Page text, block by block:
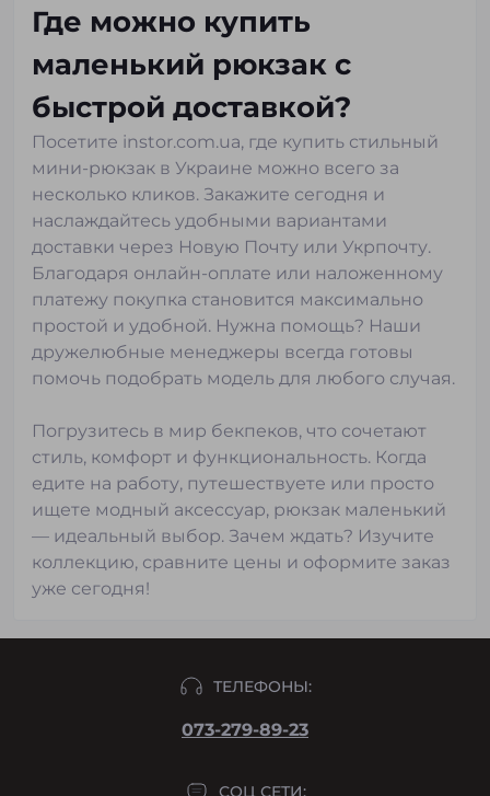
Где можно купить
маленький рюкзак с
быстрой доставкой?
Посетите instor.com.ua, где купить стильный
мини-рюкзак в Украине можно всего за
несколько кликов. Закажите сегодня и
наслаждайтесь удобными вариантами
доставки через Новую Почту или Укрпочту.
Благодаря онлайн-оплате или наложенному
платежу покупка становится максимально
простой и удобной. Нужна помощь? Наши
дружелюбные менеджеры всегда готовы
помочь подобрать модель для любого случая.
Погрузитесь в мир бекпеков, что сочетают
стиль, комфорт и функциональность. Когда
едите на работу, путешествуете или просто
ищете модный аксессуар, рюкзак маленький
— идеальный выбор. Зачем ждать? Изучите
коллекцию, сравните цены и оформите заказ
уже сегодня!
ТЕЛЕФОНЫ:
073-279-89-23
СОЦ СЕТИ: